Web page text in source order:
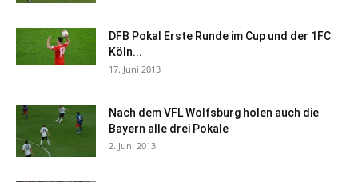
DFB Pokal Erste Runde im Cup und der 1FC
Köln...
17. Juni 2013
Nach dem VFL Wolfsburg holen auch die
Bayern alle drei Pokale
2. Juni 2013